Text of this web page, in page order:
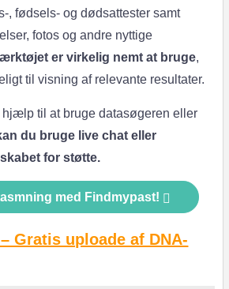
, fødsels- og dødsattester samt
fotos og andre nyttige
er virkelig nemt at bruge,
til visning af relevante resultater.
hjælp til at bruge datasøgeren eller
du bruge live chat eller
for støtte.
med Findmypast!
Gratis uploade af DNA-